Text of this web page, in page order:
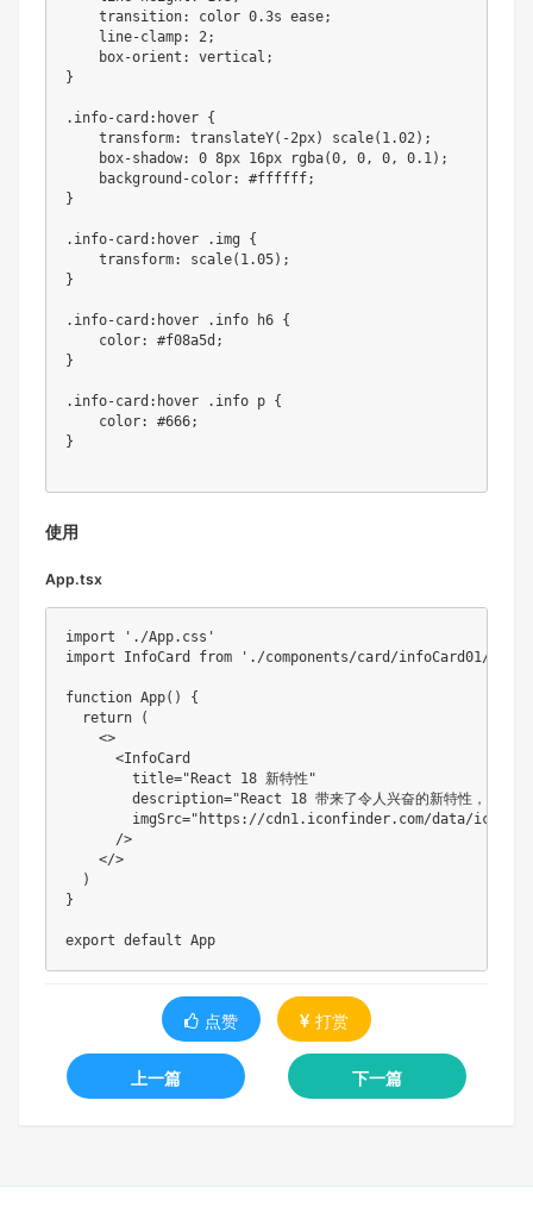
transition: color 0.3s ease;
    line
-clamp: 2 ;
    box
-orient : vertical ;
}
. info-card : hover {
transform: translateY( -2px) scale( 1.02 ) ;
    box
-shadow: 0 8px 16px rgba(0 , 0 , 0 , 0.1 ) ;
    background
-color: #ffffff;
}
. info-card : hover . img {
transform: scale( 1.05) ;
}
. info-card : hover . info h6 {
color: #f08a5d ;
}
. info-card : hover . info p {
color: #666;
}
使用
App.tsx
import
'./App.css'
import InfoCard from './components/card/infoCard01/
function App( )
{
return
(
<>
<InfoCard
        title
="React 18 新特性"
        description
="React 18 带来了令人兴奋的新特性，包括
        imgSrc
="https://cdn1.iconfinder.com/data/icons/
/>
</>
)
}
export default
点赞 打赏
上一篇 下一篇